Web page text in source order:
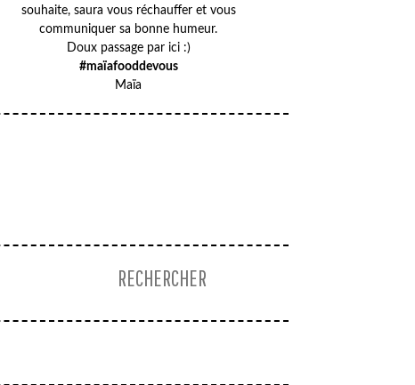
souhaite, saura vous réchauffer et vous
communiquer sa bonne humeur.
Doux passage par ici :)
#maïafooddevous
Maïa